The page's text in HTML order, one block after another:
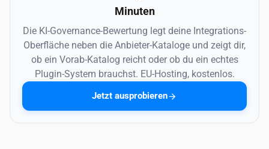
Minuten
Die KI-Governance-Bewertung legt deine Integrations-
Oberfläche neben die Anbieter-Kataloge und zeigt dir,
ob ein Vorab-Katalog reicht oder ob du ein echtes
Plugin-System brauchst. EU-Hosting, kostenlos.
Jetzt ausprobieren